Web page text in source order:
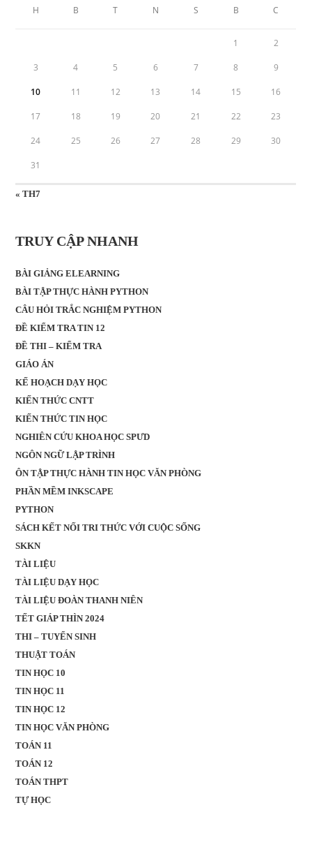
H B T N S B C
1 2
3 4 5 6 7 8 9
10 11 12 13 14 15 16
17 18 19 20 21 22 23
24 25 26 27 28 29 30
31
« TH7
TRUY CẬP NHANH
BÀI GIẢNG ELEARNING
BÀI TẬP THỰC HÀNH PYTHON
CÂU HỎI TRẮC NGHIỆM PYTHON
ĐỀ KIỂM TRA TIN 12
ĐỀ THI – KIỂM TRA
GIÁO ÁN
KẾ HOẠCH DẠY HỌC
KIẾN THỨC CNTT
KIẾN THỨC TIN HỌC
NGHIÊN CỨU KHOA HỌC SPƯD
NGÔN NGỮ LẬP TRÌNH
ÔN TẬP THỰC HÀNH TIN HỌC VĂN PHÒNG
PHẦN MỀM INKSCAPE
PYTHON
SÁCH KẾT NỐI TRI THỨC VỚI CUỘC SỐNG
SKKN
TÀI LIỆU
TÀI LIỆU DẠY HỌC
TÀI LIỆU ĐOÀN THANH NIÊN
TẾT GIÁP THÌN 2024
THI – TUYỂN SINH
THUẬT TOÁN
TIN HỌC 10
TIN HỌC 11
TIN HỌC 12
TIN HỌC VĂN PHÒNG
TOÁN 11
TOÁN 12
TOÁN THPT
TỰ HỌC